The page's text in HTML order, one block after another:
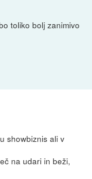
toliko bolj zanimivo
showbiznis ali v
na udari in beži,